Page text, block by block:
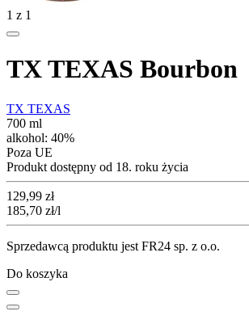
1 z 1
TX TEXAS Bourbon
TX TEXAS
700 ml
alkohol: 40%
Poza UE
Produkt dostępny od 18. roku życia
Cena
129,99 zł
185,70 zł/l
Sprzedawcą produktu jest FR24 sp. z o.o.
Do koszyka